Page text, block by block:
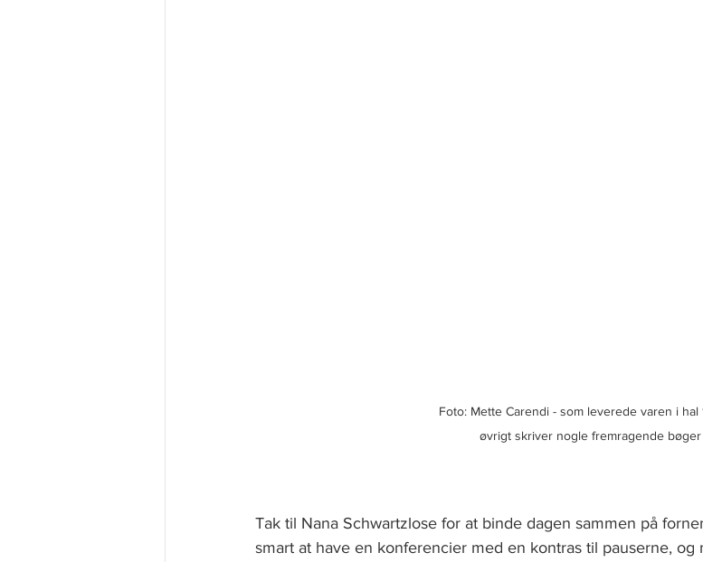
Foto: Mette Carendi - som leverede varen i hal
øvrigt skriver nogle fremragende bøger
Tak til Nana Schwartzlose for at binde dagen sammen på
smart at have en konferencier med en kontras til pauserne, og